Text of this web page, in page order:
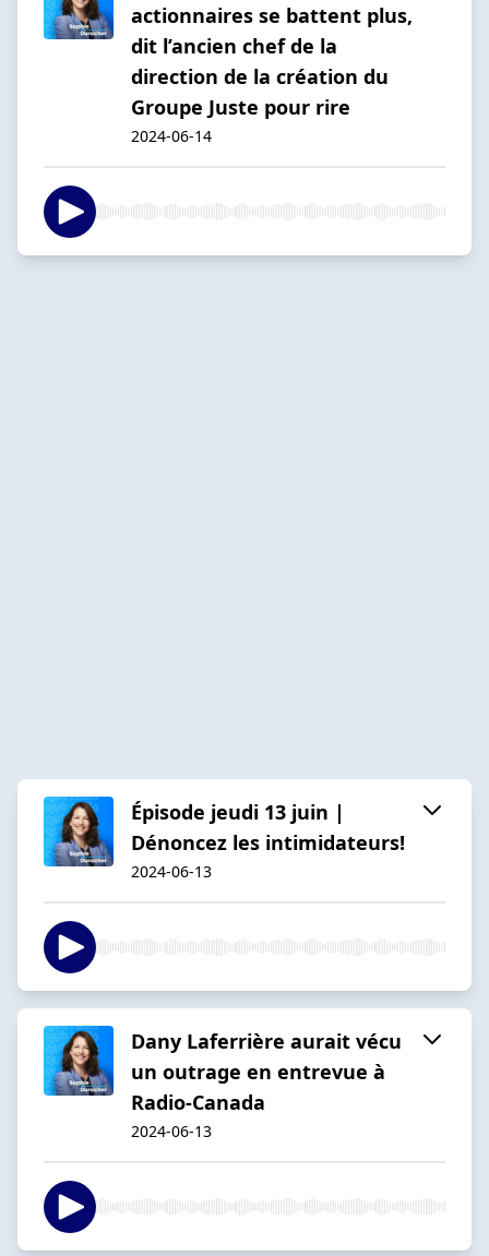
actionnaires se battent plus,
dit l’ancien chef de la
direction de la création du
Groupe Juste pour rire
2024-06-14
Épisode jeudi 13 juin |
Dénoncez les intimidateurs!
2024-06-13
Dany Laferrière aurait vécu
un outrage en entrevue à
Radio-Canada
2024-06-13